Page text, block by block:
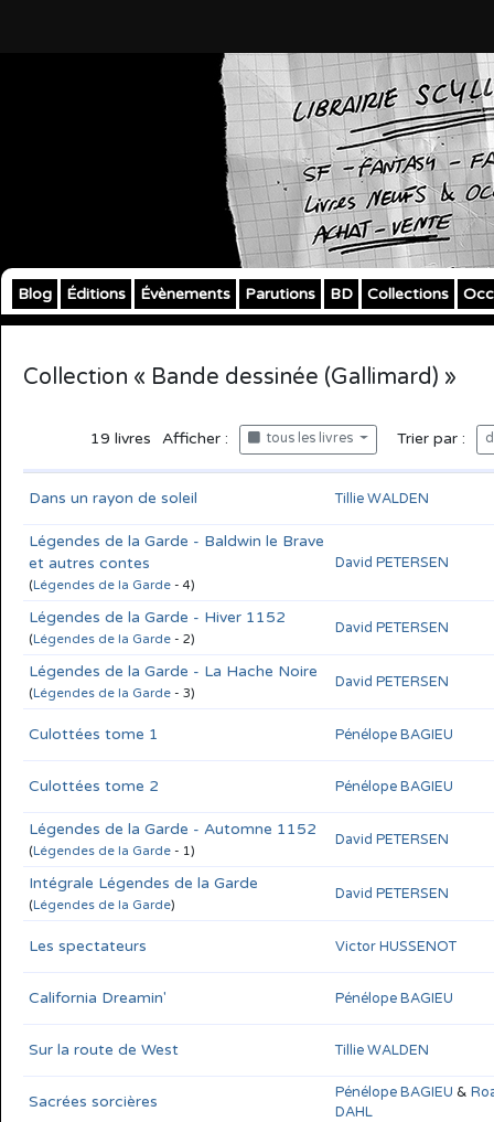
Blog Éditions Évènements Parutions BD Collections
Collection « Bande dessinée (Gallimard) »
19 livres Afficher : tous les livres Trier par :
Dans un rayon de soleil Tillie WALDEN
Légendes de la Garde - Baldwin le Brave
et autres contes
(Légendes de la Garde - 4)
David PETERSEN
Légendes de la Garde - Hiver 1152
(Légendes de la Garde - 2)
David PETERSEN
Légendes de la Garde - La Hache Noire
(Légendes de la Garde - 3)
David PETERSEN
Culottées tome 1 Pénélope BAGIEU
Culottées tome 2 Pénélope BAGIEU
Légendes de la Garde - Automne 1152
(Légendes de la Garde - 1)
David PETERSEN
Intégrale Légendes de la Garde
(Légendes de la Garde)
David PETERSEN
Les spectateurs Victor HUSSENOT
California Dreamin' Pénélope BAGIEU
Sur la route de West Tillie WALDEN
Sacrées sorcières Pénélope BAGIEU &
DAHL